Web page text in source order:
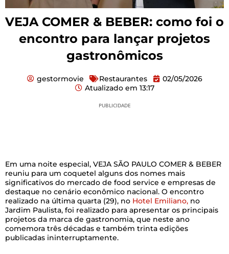
VEJA COMER & BEBER: como foi o
encontro para lançar projetos
gastronômicos
gestormovie Restaurantes
02/05/2026
Atualizado em 13:17
PUBLICIDADE
Em uma noite especial, VEJA SÃO PAULO COMER & BEBER
reuniu para um coquetel alguns dos nomes mais
significativos do mercado de food service e empresas de
destaque no cenário econômico nacional. O encontro
realizado na última quarta (29), no Hotel Emiliano, no
Jardim Paulista, foi realizado para apresentar os principais
projetos da marca de gastronomia, que neste ano
comemora três décadas e também trinta edições
publicadas ininterruptamente.